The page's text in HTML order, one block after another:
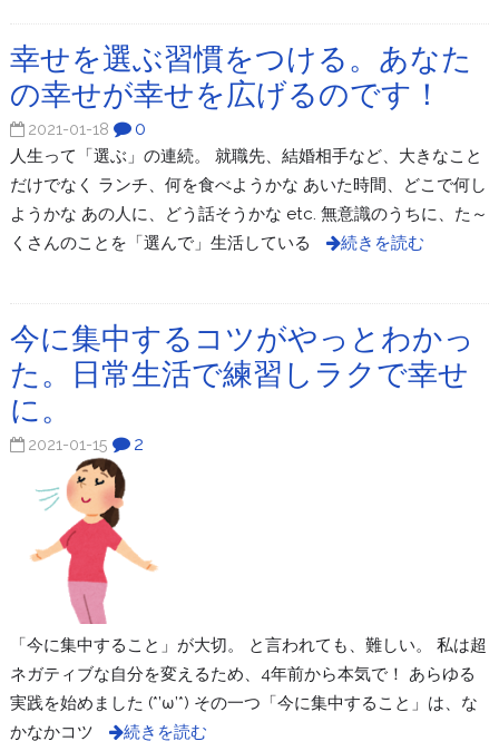
幸せを選ぶ習慣をつける。あなた
の幸せが幸せを広げるのです！
2021-01-18 0
人生って「選ぶ」の連続。 就職先、結婚相手など、大きなこと
だけでなく ランチ、何を食べようかな あいた時間、どこで何し
ようかな あの人に、どう話そうかな etc. 無意識のうちに、た～
くさんのことを「選んで」生活している
続きを読む
今に集中するコツがやっとわかっ
た。日常生活で練習しラクで幸せ
に。
2021-01-15 2
「今に集中すること」が大切。 と言われても、難しい。 私は超
ネガティブな自分を変えるため、4年前から本気で！ あらゆる
実践を始めました (*’ω’*) その一つ「今に集中すること」は、な
かなかコツ
続きを読む